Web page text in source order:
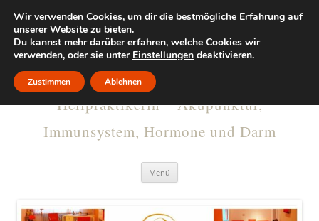
KRISTINA
RUMMELSBURG
Heilpraktikerin – Akupunktur,
Immunsystem, Hormone und Darm
Menü
Wir verwenden Cookies, um dir die bestmögliche Erfahrung auf
unserer Website zu bieten.
Du kannst mehr darüber erfahren, welche Cookies wir
verwenden, oder sie unter Einstellungen deaktivieren.
Zustimmen Ablehnen